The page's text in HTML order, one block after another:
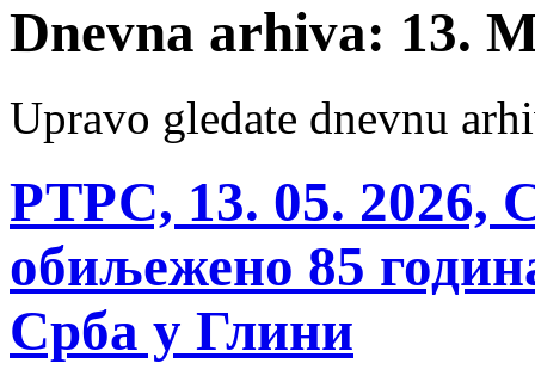
Dnevna arhiva: 13.
Upravo gledate dnevnu
РТРС, 13. 05. 2026,
обиљежено 85
Срба у Глини